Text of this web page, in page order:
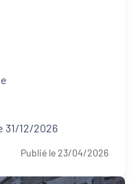
31/12/2026
Publié le 23/04/2026